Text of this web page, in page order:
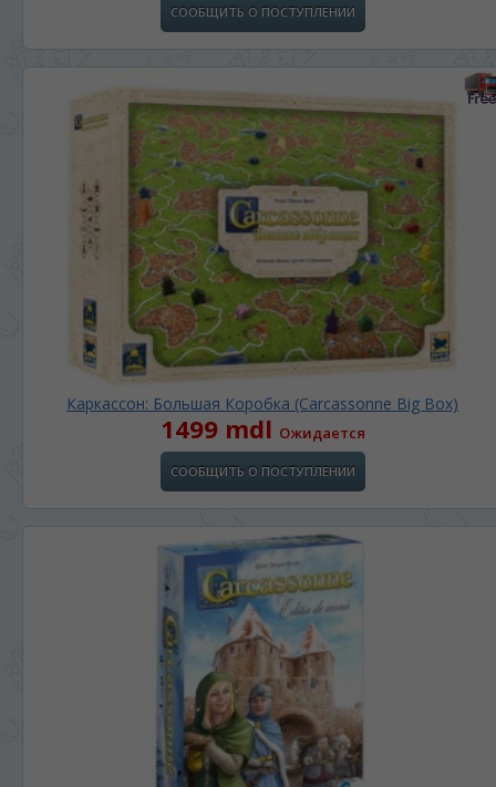
СООБЩИТЬ О ПОСТУПЛЕНИИ
Каркассон: Большая Коробка (Carcassonne Big Box)
1499 mdl Ожидается
СООБЩИТЬ О ПОСТУПЛЕНИИ